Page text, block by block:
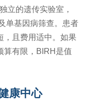
立的遗传实验室，
单基因病筛查。患者
，且费用适中。如果
算有限，BIRH是值
康中心